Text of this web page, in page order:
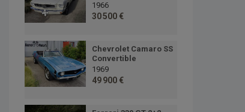
1966
30 500 €
Chevrolet Camaro SS
Convertible
1969
49 900 €